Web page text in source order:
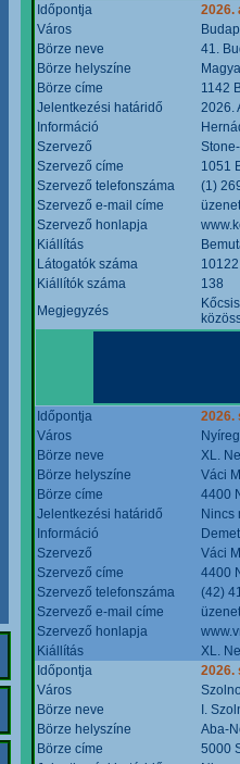
Időpontja
2026.
Város
Börze neve
41.
Börze helyszíne
Börze címe
1142
Jelentkezési határidő
2026.
Információ
Szervező
Szervező címe
1051
Szervező telefonszáma
(1)
Szervező e-mail címe
Szervező honlapja
Kiállítás
Látogatók száma
10122
Kiállítók száma
138
Megjegyzés
Időpontja
2026.
Város
Börze neve
XL.
Börze helyszíne
Váci
Börze címe
4400
Jelentkezési határidő
Nincs
Információ
Szervező
Váci
Szervező címe
4400
Szervező telefonszáma
(42)
Szervező e-mail címe
Szervező honlapja
Kiállítás
XL.
Időpontja
2026.
Város
Börze neve
I.
Börze helyszíne
Aba-
Börze címe
5000